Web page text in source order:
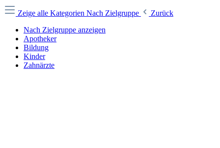
Zeige alle Kategorien Nach Zielgruppe
Zurück
Nach Zielgruppe anzeigen
Apotheker
Bildung
Kinder
Zahnärzte